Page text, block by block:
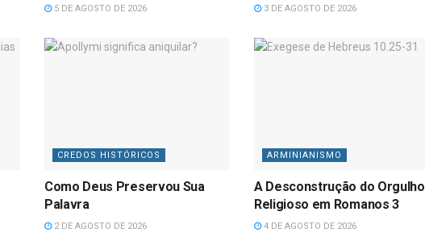
5 DE AGOSTO DE 2026 3 DE AGOSTO DE 2026
CREDOS HISTÓRICOS
Como Deus Preservou Sua
Palavra
2 DE AGOSTO DE 2026
ARMINIANISMO
A Desconstrução do Orgulho
Religioso em Romanos 3
4 DE AGOSTO DE 2026